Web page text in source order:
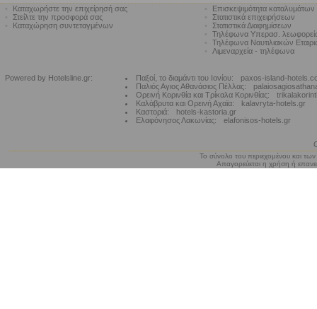
Καταχωρήστε την επιχείρησή σας
Στείλτε την προσφορά σας
Καταχώρηση συντεταγμένων
Επισκεψιμότητα καταλυμάτων
Στατιστικά επιχειρήσεων
Στατιστικά Διαφημίσεων
Τηλέφωνα Υπερασ.
Τηλέφωνα Ναυτιλιακών
Λιμεναρχεία - τηλέφωνα
Powered by Hotelsline.gr: Παξοί, το διαμάντι του Ιονίου:
paxos-island-
Παλιός Αγιος Αθανάσιος Πέλλας:
Ορεινή Κορινθία και Τρίκαλα Κορινθίας:
Καλάβρυτα και Ορεινή Αχαϊα:
kalavryta-hotels.gr
Καστοριά:
hotels-kastoria.gr
Ελαφόνησος Λακωνίας:
elafonisos-hotels.gr
Το σύνολο του περιεχομένου και
Απαγορεύεται η χρήση ή